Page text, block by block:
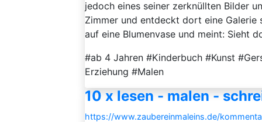
jedoch eines seiner zerknüllten Bilder
Zimmer und entdeckt dort eine
auf eine Blumenvase und meint: Sieht
#ab 4 Jahren #Kinderbuch #Kunst
Erziehung #Malen
10 x lesen - malen -
https://www.zaubereinmaleins.de/